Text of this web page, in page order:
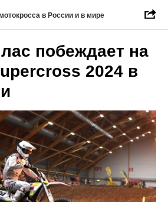
в России и в мире
побеждает на
2024 в